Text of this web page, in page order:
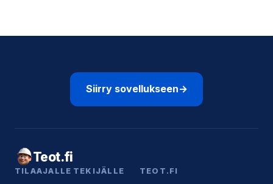
Siirry sovellukseen→
Teot.fi
TILAAJALLE TEKIJÄLLE TEOT.FI